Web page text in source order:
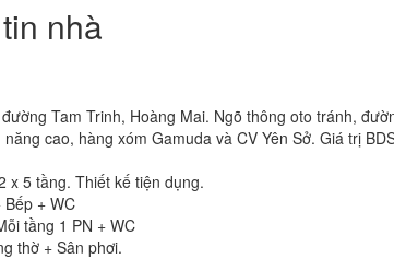
nhà
Tam Trinh, Hoàng Mai. Ngõ thông oto tránh,
cao, hàng xóm Gamuda và CV Yên Sở. Giá trị
x 5 tầng. Thiết kế tiện dụng.
+ WC
tầng 1 PN + WC
thờ + Sân phơi.